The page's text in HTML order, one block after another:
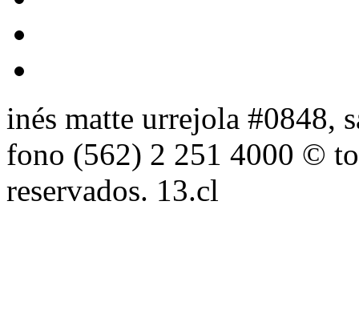
inés matte urrejola #0848,
fono (562) 2 251 4000 ©
reservados. 13.cl